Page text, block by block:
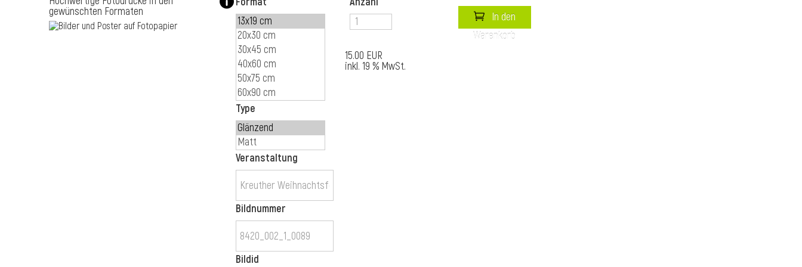
gewünschten Formaten
Type
Veranstaltung
Bildnummer
Bildid
15.00 EUR
inkl. 19 % MwSt.
In den
Warenkorb